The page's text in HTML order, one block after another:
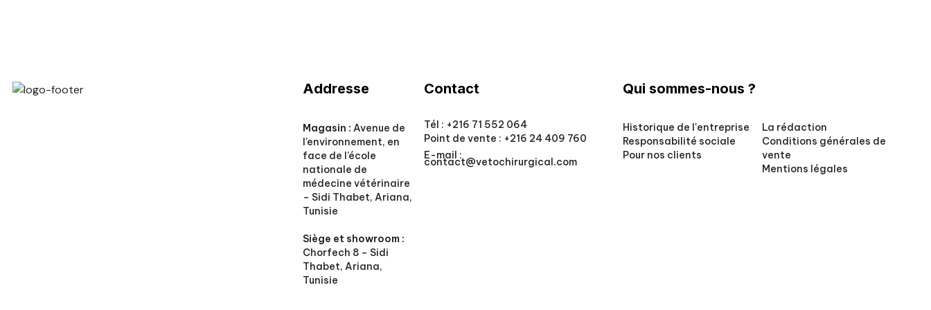
Addresse
Magasin : Avenue de
l’environnement, en
face de l’école
nationale de
médecine vétérinaire
– Sidi Thabet, Ariana,
Tunisie
Siège et showroom :
Chorfech 8 – Sidi
Thabet, Ariana,
Tunisie
Contact
Tél : +216 71 552 064
Point de vente : +216 24 409 760
E-mail :
contact@vetochirurgical.com
Qui sommes-nous ?
Historique de l'entreprise
Responsabilité sociale
Pour nos clients
La rédaction
Conditions générales de
vente
Mentions légales